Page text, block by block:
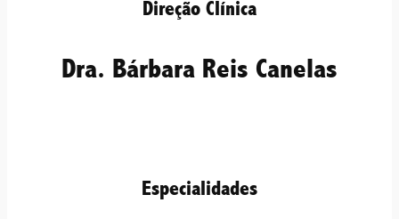
Direção Clínica
Dra. Bárbara Reis Canelas
Especialidades